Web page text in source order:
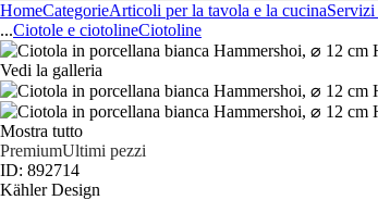
HomeCategorieArticoli per la tavola e la cucinaServizi
...Ciotole e ciotolineCiotoline
Vedi la galleria
Mostra tutto
PremiumUltimi pezzi
ID: 892714
Kähler Design